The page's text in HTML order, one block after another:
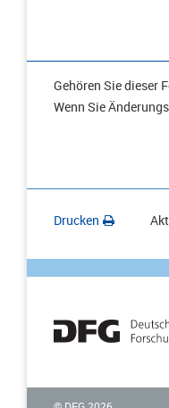
Gehören Sie dieser
Wenn Sie
Drucken